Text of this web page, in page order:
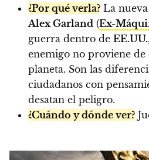
¿Por qué verla? La
Alex Garland (Ex-
guerra dentro de EE.UU.
enemigo no proviene
planeta. Son las
ciudadanos con
desatan el peligro.
¿Cuándo y dónde ver?